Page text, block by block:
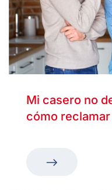
Mi casero no
cómo reclamar